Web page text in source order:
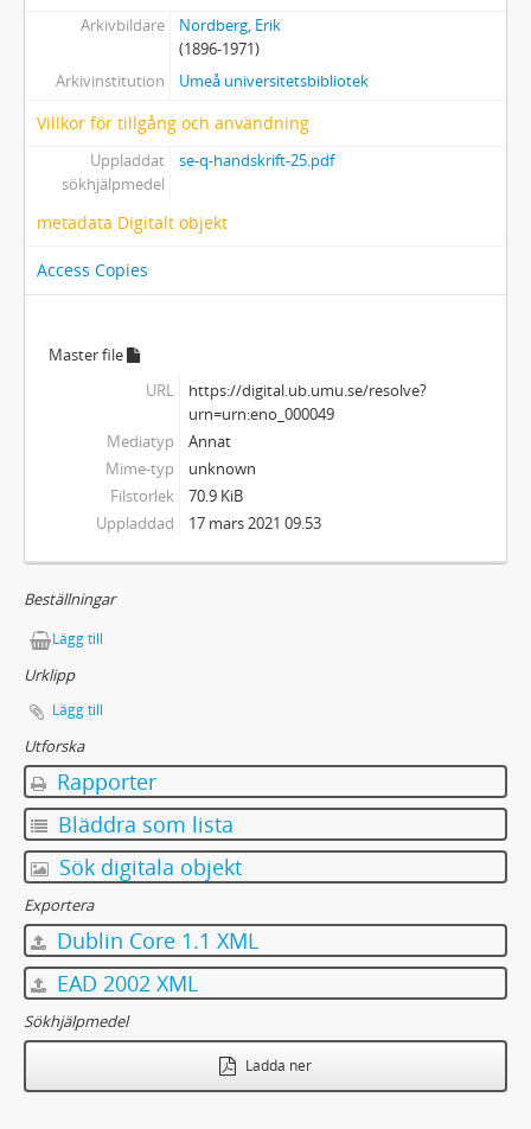
Arkivbildare
Nordberg, Erik
(1896-1971)
Arkivinstitution
Umeå universitetsbibliotek
Villkor för tillgång och användning
Uppladdat
sökhjälpmedel
se-q-handskrift-25.pdf
metadata Digitalt objekt
Access Copies
Master file
URL
https://digital.ub.umu.se/resolve?
urn=urn:eno_000049
Mediatyp
Annat
Mime-typ
unknown
Filstorlek
70.9 KiB
Uppladdad
17 mars 2021 09.53
Beställningar
Lägg till
Urklipp
Lägg till
Utforska
Rapporter
Bläddra som lista
Sök digitala objekt
Exportera
Dublin Core 1.1 XML
EAD 2002 XML
Sökhjälpmedel
Ladda ner